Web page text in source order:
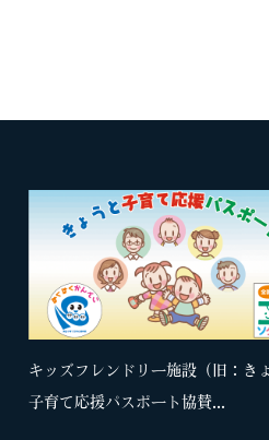
キッズフレンドリー施設（旧：き
子育て応援パスポート協賛...